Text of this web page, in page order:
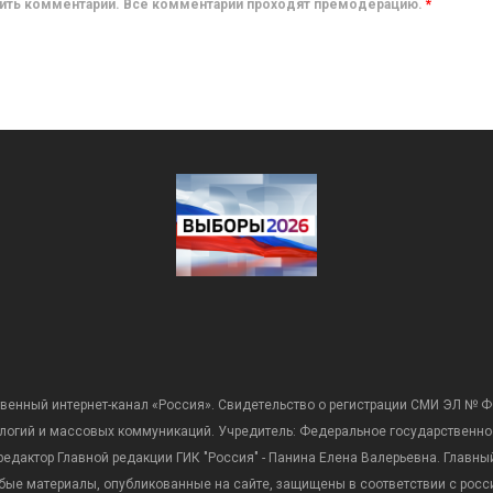
комментарий. Все комментарии проходят премодерацию. *
интернет-канал «Россия». Свидетельство о регистрации СМИ ЭЛ №
и массовых коммуникаций. Учредитель: Федеральное
Главной редакции ГИК "Россия" - Панина Елена Валерьевна.
материалы, опубликованные на сайте, защищены в соответствии с